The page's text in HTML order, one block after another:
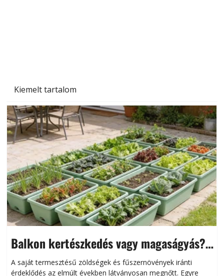
Kiemelt tartalom
Balkon kertészkedés vagy magaságyás?
Helytakarékos kertészkedés
A saját termesztésű zöldségek és fűszernövények iránti
érdeklődés az elmúlt években látványosan megnőtt. Egyre